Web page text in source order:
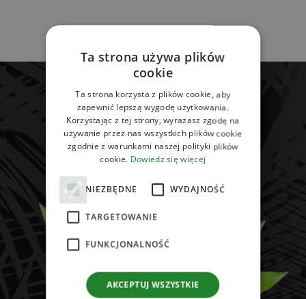
ODKRYJ WIĘCEJ
Ta strona używa plików
cookie
Ta strona korzysta z plików cookie, aby
zapewnić lepszą wygodę użytkowania.
Korzystając z tej strony, wyrażasz zgodę na
używanie przez nas wszystkich plików cookie
zgodnie z warunkami naszej polityki plików
cookie. Dowiedz się więcej
NIEZBĘDNE WYDAJNOŚĆ
TARGETOWANIE
FUNKCJONALNOŚĆ
AKCEPTUJ WSZYSTKIE